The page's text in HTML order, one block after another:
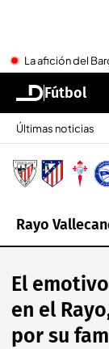
La afición del
Fútbol
Últimas noticias
Rayo
El
en el
por su